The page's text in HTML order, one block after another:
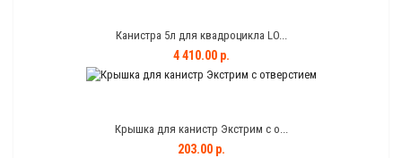
Канистра 5л для квадроцикла LO...
4 410.00 р.
Крышка для канистр Экстрим с о...
203.00 р.